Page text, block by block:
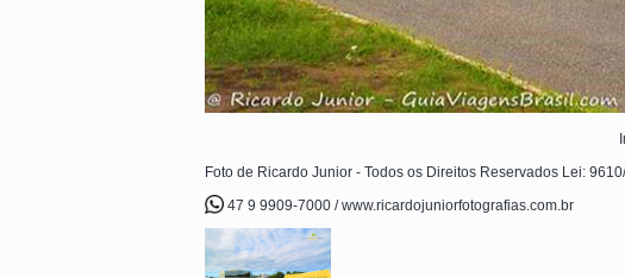
Foto de Ricardo Junior - Todos os Direitos Reservados Lei:
47 9 9909-7000 / www.ricardojuniorfotografias.com.br